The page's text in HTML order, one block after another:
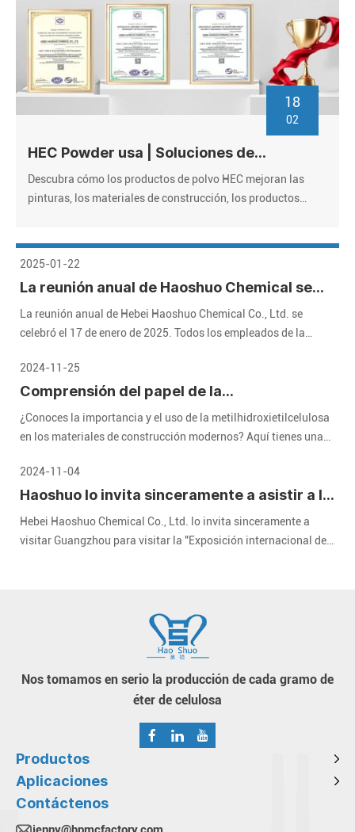
18
02
HEC Powder usa | Soluciones de
hidroxietil con celulosa de grado
industrial
Descubra cómo los productos de polvo HEC mejoran las
pinturas, los materiales de construcción, los productos
2025-01-22
La reunión anual de Haoshuo Chemical se
celebró con éxito, y esperamos el futuro
juntos
La reunión anual de Hebei Haoshuo Chemical Co., Ltd. se
celebró el 17 de enero de 2025. Todos los empleados de la
pasado y esperaban un futuro prometedor.
2024-11-25
Comprensión del papel de la
metilhidroxietilcelulosa (MHEC) en
materiales de construcción modernos
¿Conoces la importancia y el uso de la metilhidroxietilcelulosa
en los materiales de construcción modernos? Aquí tienes una
2024-11-04
Haoshuo lo invita sinceramente a asistir a la
Exposición Internacional de Recubrimientos
de China 2024
Hebei Haoshuo Chemical Co., Ltd. lo invita sinceramente a
visitar Guangzhou para visitar la "Exposición internacional de
Nos tomamos en serio la producción de cada gramo de
éter de celulosa
Productos
Aplicaciones
Contáctenos